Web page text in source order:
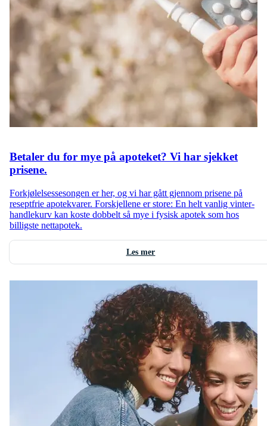
Betaler du for mye på apoteket? Vi har sjekket
prisene.
Forkjølelsessesongen er her, og vi har gått gjennom prisene på
reseptfrie apotekvarer. Forskjellene er store: En helt vanlig vinter-
handlekurv kan koste dobbelt så mye i fysisk apotek som hos
billigste nettapotek.
Les mer